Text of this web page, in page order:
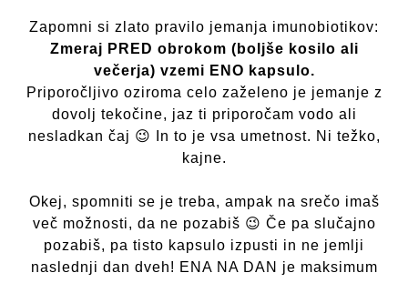
Zapomni si zlato pravilo jemanja imunobiotikov:
Zmeraj PRED obrokom (boljše kosilo ali
večerja) vzemi ENO kapsulo.
Priporočljivo oziroma celo zaželeno je jemanje z
dovolj tekočine, jaz ti priporočam vodo ali
nesladkan čaj 😉 In to je vsa umetnost. Ni težko,
kajne.
Okej, spomniti se je treba, ampak na srečo imaš
več možnosti, da ne pozabiš 😉 Če pa slučajno
pozabiš, pa tisto kapsulo izpusti in ne jemlji
naslednji dan dveh! ENA NA DAN je maksimum